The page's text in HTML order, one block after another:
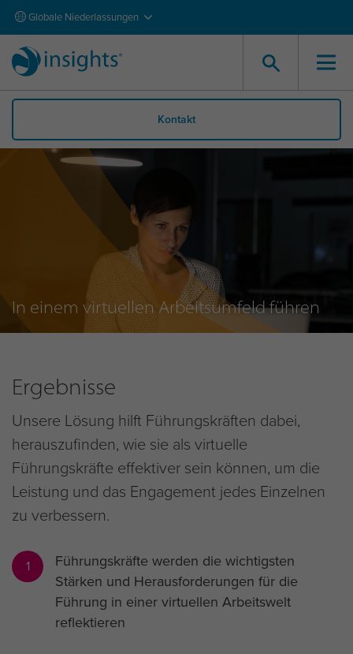
Globale Niederlassungen
Kontakt
In einem virtuellen Arbeitsumfeld führen
Ergebnisse
Unsere Lösung hilft Führungskräften dabei,
herauszufinden, wie sie als virtuelle
Führungskräfte effektiver sein können, um die
Leistung und das Engagement jedes Einzelnen
zu verbessern.
1
Führungskräfte werden die wichtigsten
Stärken und Herausforderungen für die
Führung in einer virtuellen Arbeitswelt
reflektieren